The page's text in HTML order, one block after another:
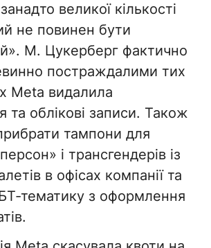
великої кількості
не повинен бути
М. Цукерберг фактично
постраждалими тих
Meta видалила
та облікові записи. Також
тампони для
і трансгендерів із
в офісах компанії та
тематику з оформлення